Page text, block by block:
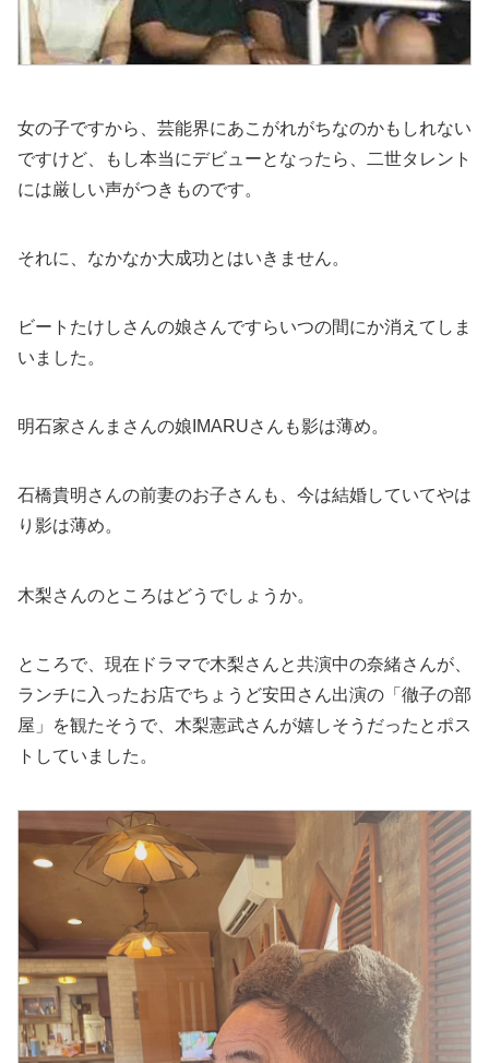
女の子ですから、芸能界にあこがれがちなのかもしれない
ですけど、もし本当にデビューとなったら、二世タレント
には厳しい声がつきものです。
それに、なかなか大成功とはいきません。
ビートたけしさんの娘さんですらいつの間にか消えてしま
いました。
明石家さんまさんの娘IMARUさんも影は薄め。
石橋貴明さんの前妻のお子さんも、今は結婚していてやは
り影は薄め。
木梨さんのところはどうでしょうか。
ところで、現在ドラマで木梨さんと共演中の奈緒さんが、
ランチに入ったお店でちょうど安田さん出演の「徹子の部
屋」を観たそうで、木梨憲武さんが嬉しそうだったとポス
トしていました。